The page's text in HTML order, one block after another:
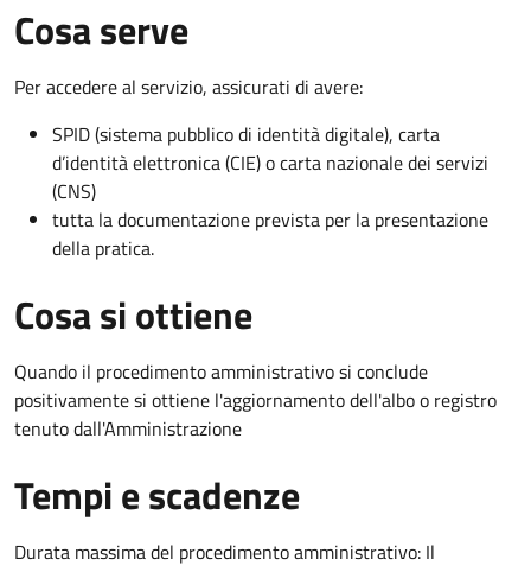
Cosa serve
Per accedere al servizio, assicurati di avere:
SPID (sistema pubblico di identità digitale), carta
d’identità elettronica (CIE) o carta nazionale dei servizi
(CNS)
tutta la documentazione prevista per la presentazione
della pratica.
Cosa si ottiene
Quando il procedimento amministrativo si conclude
positivamente si ottiene l'aggiornamento dell'albo o registro
tenuto dall'Amministrazione
Tempi e scadenze
Durata massima del procedimento amministrativo: Il